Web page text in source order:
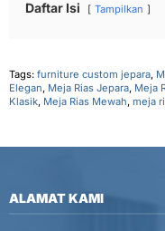
Daftar Isi Tampilkan
Tags: furniture custom jepara,
Elegan, Meja Rias Jepara, Meja
Klasik, Meja Rias Mewah, meja
ALAMAT KAMI